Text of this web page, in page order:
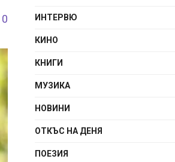
0 ИНТЕРВЮ
КИНО
КНИГИ
МУЗИКА
НОВИНИ
ОТКЪС НА ДЕНЯ
ПОЕЗИЯ